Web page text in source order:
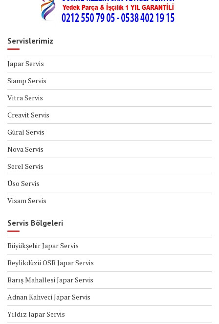
Servislerimiz
Japar Servis
Siamp Servis
Vitra Servis
Creavit Servis
Güral Servis
Nova Servis
Serel Servis
Üso Servis
Visam Servis
Servis Bölgeleri
Büyükşehir Japar Servis
Beylikdüzü OSB Japar Servis
Barış Mahallesi Japar Servis
Adnan Kahveci Japar Servis
Yıldız Japar Servis